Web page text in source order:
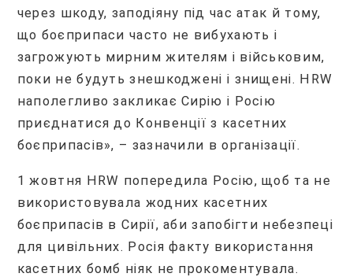
через шкоду, заподіяну під час атак й тому,
що боєприпаси часто не вибухають і
загрожують мирним жителям і військовим,
поки не будуть знешкоджені і знищені. HRW
наполегливо закликає Сирію і Росію
приєднатися до Конвенції з касетних
боєприпасів», – зазначили в організації.
1 жовтня HRW попередила Росію, щоб та не
використовувала жодних касетних
боєприпасів в Сирії, аби запобігти небезпеці
для цивільних. Росія факту використання
касетних бомб ніяк не прокоментувала.